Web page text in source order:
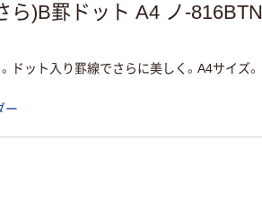
ら)B罫ドット A4 ノ-816BTN
ドット入り罫線でさらに美しく。A4サイズ。
ー